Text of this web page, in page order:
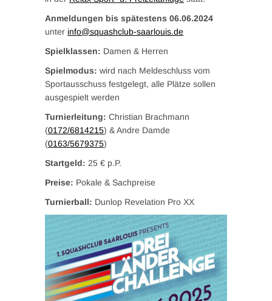
Anmeldungen bis spätestens 06.06.2024
unter info@squashclub-saarlouis.de
Spielklassen: Damen & Herren
Spielmodus: wird nach Meldeschluss vom
Sportausschuss festgelegt, alle Plätze sollen
ausgespielt werden
Turnierleitung: Christian Brachmann
(0172/6814215) & Andre Damde
(0163/5679375)
Startgeld: 25 € p.P.
Preise: Pokale & Sachpreise
Turnierball: Dunlop Revelation Pro XX